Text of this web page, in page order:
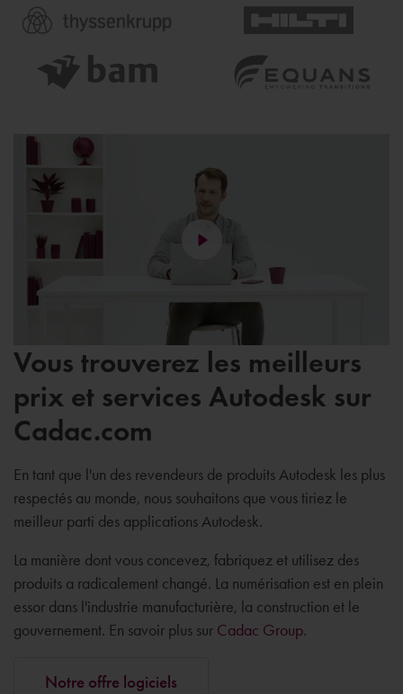
Vous trouverez les meilleurs
prix et services Autodesk sur
Cadac.com
En tant que l'un des revendeurs de produits Autodesk les plus
respectés au monde, nous souhaitons que vous tiriez le
meilleur parti des applications Autodesk.
La manière dont vous concevez, fabriquez et utilisez des
produits a radicalement changé. La numérisation est en plein
essor dans l'industrie manufacturière, la construction et le
gouvernement. En savoir plus sur Cadac Group.
Notre offre logiciels